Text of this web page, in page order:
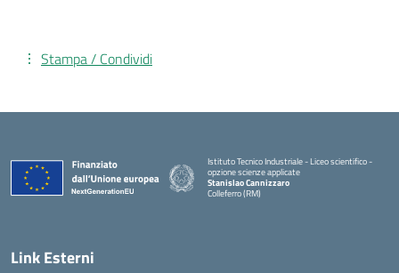
Stampa / Condividi
Istituto Tecnico Industriale - Liceo scientifico -
opzione scienze applicate
Stanislao Cannizzaro
Colleferro (RM)
Link Esterni